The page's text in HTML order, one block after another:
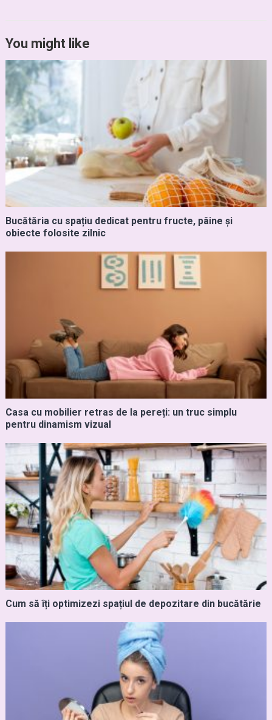
You might like
Bucătăria cu spațiu dedicat pentru fructe, pâine și
obiecte folosite zilnic
Casa cu mobilier retras de la pereți: un truc simplu
pentru dinamism vizual
Cum să îți optimizezi spațiul de depozitare din bucătărie